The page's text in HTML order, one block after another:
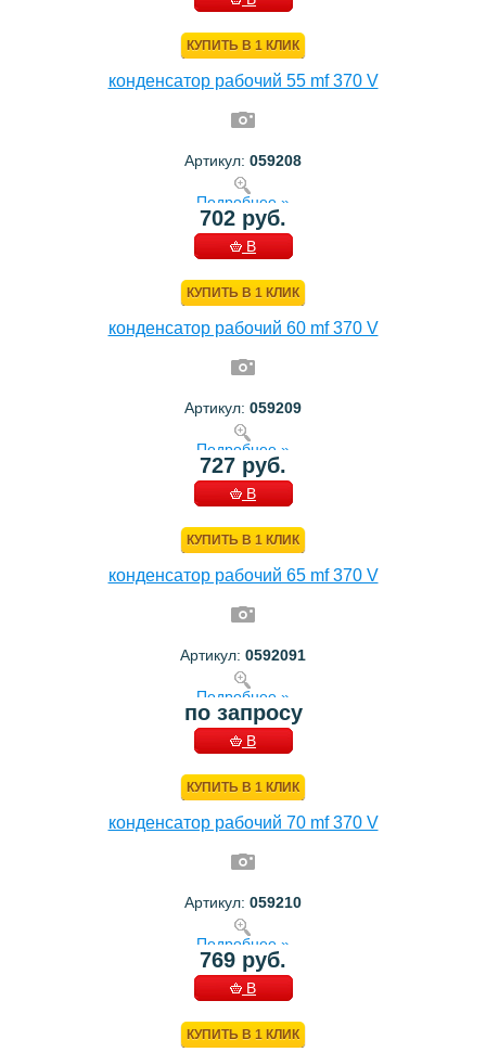
КУПИТЬ В 1 КЛИК
конденсатор рабочий 55 mf 370 V
Артикул: 059208
Подробнее »
702 руб.
В
КУПИТЬ В 1 КЛИК
конденсатор рабочий 60 mf 370 V
Артикул: 059209
Подробнее »
727 руб.
В
КУПИТЬ В 1 КЛИК
конденсатор рабочий 65 mf 370 V
Артикул: 0592091
Подробнее »
по запросу
В
КУПИТЬ В 1 КЛИК
конденсатор рабочий 70 mf 370 V
Артикул: 059210
Подробнее »
769 руб.
В
КУПИТЬ В 1 КЛИК